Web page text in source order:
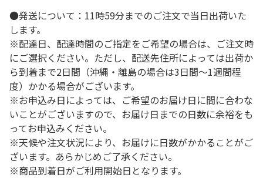
●発送について：11時59分までのご注文で当日出荷いた
します。
※配達日、配達時間のご指定をご希望の場合は、ご注文時
にご選択ください。ただし、配送先住所によっては出荷か
ら到着まで2日間（沖縄・離島の場合は3日間～1週間程
度）かかる場合がございます。
※お申込み日によっては、ご希望のお届け日に間に合わな
いことがございますので、お届け日までの日数に余裕をも
ってお申込みください。
※天候や注文状況により、お届けに日数がかかることがご
ざいます。あらかじめご了承ください。
※商品到着日がご利用開始日となります。